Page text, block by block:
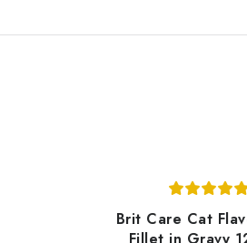
Brit Care Cat